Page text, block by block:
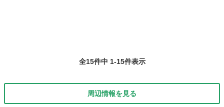
全15件中 1-15件表示
周辺情報を見る